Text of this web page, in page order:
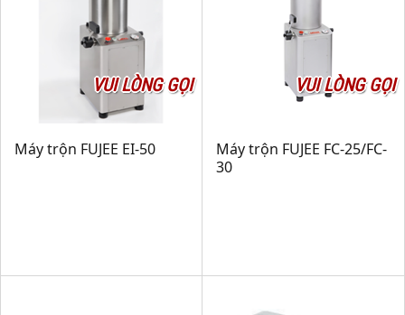
VUI LÒNG GỌI
Máy trộn FUJEE EI-50
VUI LÒNG GỌI
Máy trộn FUJEE FC-25/FC-
30